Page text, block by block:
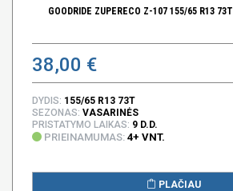
GOODRIDE ZUPERECO Z-107 155/65 R13 73T
38,00 €
DYDIS: 155/65 R13 73T
SEZONAS: VASARINĖS
PRISTATYMO LAIKAS: 9 D.D.
PRIEINAMUMAS: 4+ VNT.
PLAČIAU